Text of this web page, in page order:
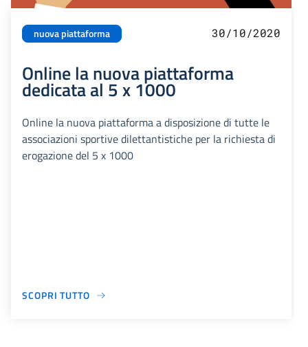
nuova piattaforma 30/10/2020
Online la nuova piattaforma
dedicata al 5 x 1000
Online la nuova piattaforma a disposizione di tutte le
associazioni sportive dilettantistiche per la richiesta di
erogazione del 5 x 1000
SCOPRI TUTTO